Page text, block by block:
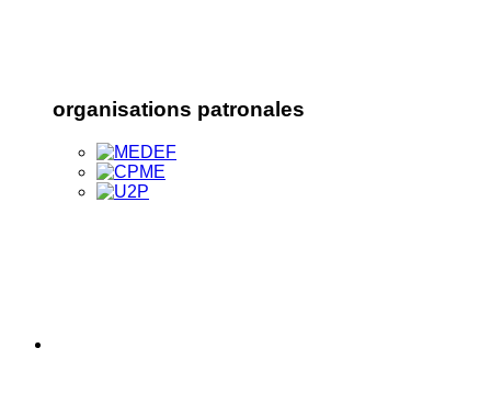
organisations patronales